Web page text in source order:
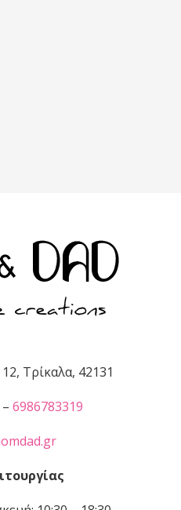
Τρίκαλα, 42131
– 6986783319